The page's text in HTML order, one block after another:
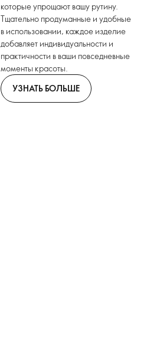
которые упрощают вашу рутину.
Тщательно продуманные и удобные
в использовании, каждое изделие
добавляет индивидуальности и
практичности в ваши повседневные
моменты красоты.
УЗНАТЬ БОЛЬШЕ